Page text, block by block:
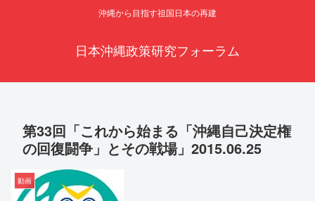
沖縄から目指す祖国日本の再建
日本沖縄政策研究フォーラム
第33回「これから始まる「沖縄自己決定権
の回復闘争」とその戦場」2015.06.25
動画